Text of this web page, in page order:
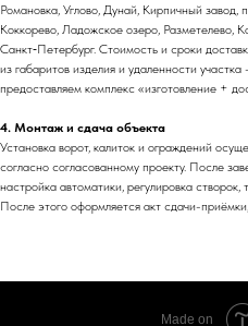
Романовка, Углово, Дунай, Кирпичный
Коккорево, Ладожское озеро, Разметелево,
Санкт‑Петербург. Стоимость и сроки
из габаритов изделия и удаленности
предоставляем комплекс «изготовление +
4. Монтаж и сдача объекта
Установка ворот, калиток и ограждений
согласно согласованному проекту. После
настройка автоматики, регулировка
После этого оформляется акт сдачи-
Made on